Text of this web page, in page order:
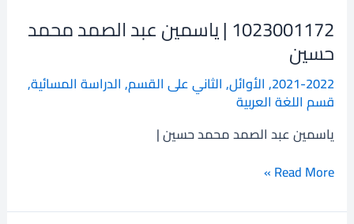
1023001172 | ياسمين عبد الصمد محمد
حسين
2021-2022
, الأوائل, الثاني على القسم, الدراسة المسائية,
قسم اللغة العربية
ياسمين عبد الصمد محمد حسين |
1023001172
|
ياسمين
عبد
الصمد
حسين
Read More »